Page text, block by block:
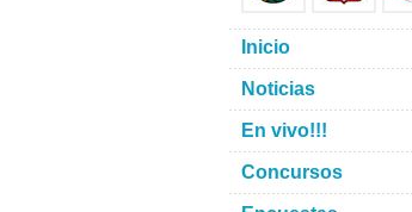
Inicio
Noticias
En vivo!!!
Concursos